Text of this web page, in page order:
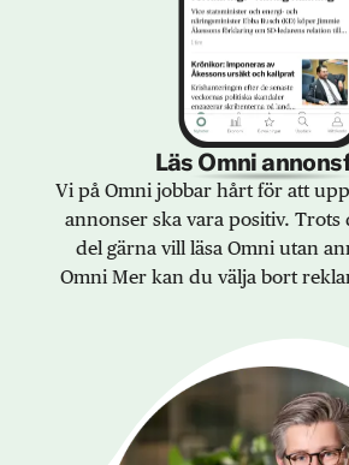
Läs Omni
Vi på Omni jobbar hårt för att
annonser ska vara positiv. Trots
del gärna vill läsa Omni utan
Omni Mer kan du välja bort